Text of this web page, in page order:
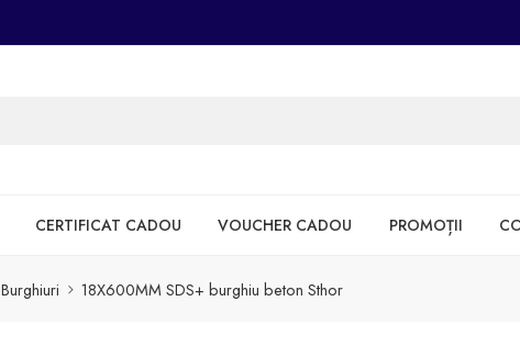
CERTIFICAT CADOU VOUCHER CADOU PROMOȚII
Burghiuri 18X600MM SDS+ burghiu beton Sthor